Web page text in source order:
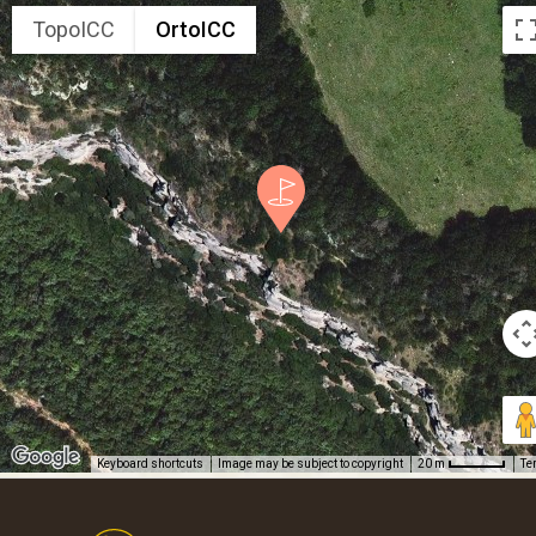
TopoICC OrtoICC
Keyboard shortcuts Image may be subject to copyright 20 m